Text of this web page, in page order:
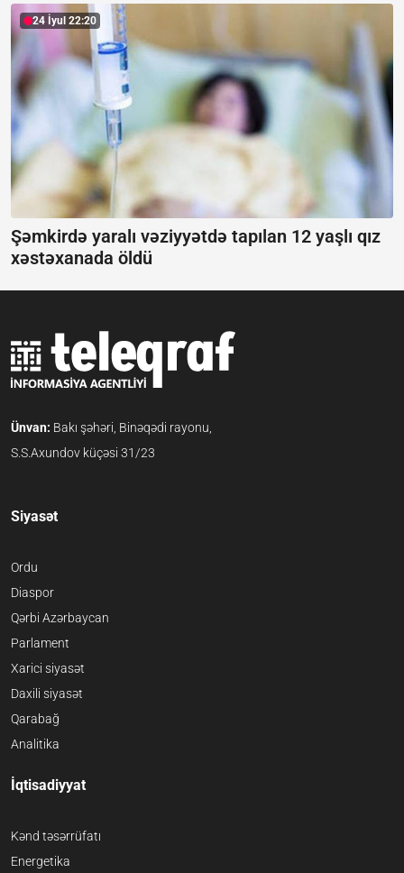
24 İyul 22:20
Şəmkirdə yaralı vəziyyətdə tapılan 12 yaşlı qız
xəstəxanada öldü
Ünvan: Bakı şəhəri, Binəqədi rayonu,
S.S.Axundov küçəsi 31/23
Siyasət
Ordu
Diaspor
Qərbi Azərbaycan
Parlament
Xarici siyasət
Daxili siyasət
Qarabağ
Analitika
İqtisadiyyat
Kənd təsərrüfatı
Energetika